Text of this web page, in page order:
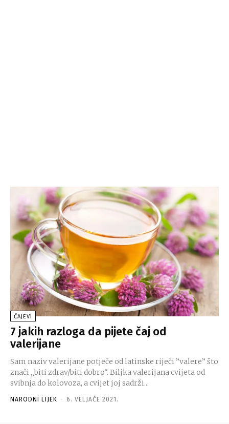
ČAJEVI
7 jakih razloga da pijete čaj od
valerijane
Sam naziv valerijane potječe od latinske riječi ”valere” što
znači „biti zdrav/biti dobro“. Biljka valerijana cvijeta od
svibnja do kolovoza, a cvijet joj sadrži...
NARODNI LIJEK - 6. VELJAČE 2021.